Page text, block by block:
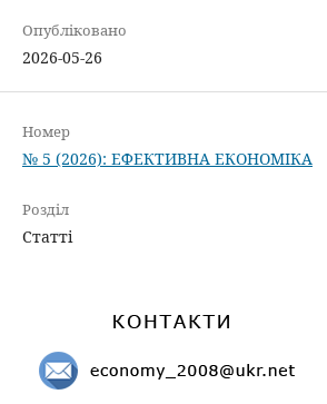
Опубліковано
2026-05-26
Номер
№ 5 (2026): ЕФЕКТИВНА ЕКОНОМІКА
Розділ
Статті